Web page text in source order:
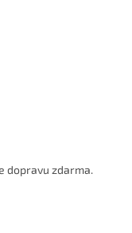
dopravu zdarma.